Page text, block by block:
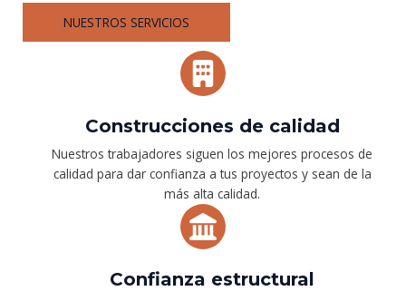
NUESTROS SERVICIOS
Construcciones de calidad
Nuestros trabajadores siguen los mejores procesos de
calidad para dar confianza a tus proyectos y sean de la
más alta calidad.
Confianza estructural